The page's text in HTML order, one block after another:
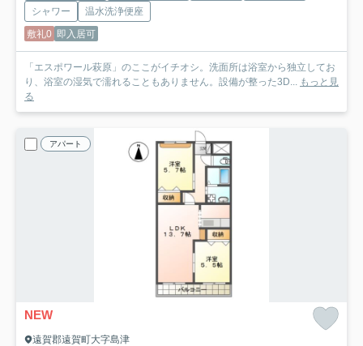
シャワー
温水洗浄便座
敷礼0 即入居可
「エスポワール萩原」のここがイチオシ。洗面所は浴室から独立してお
り、浴室の湿気で濡れることもありません。設備が整った3D...
もっと見
る
アパート
NEW
遠賀郡遠賀町大字島津